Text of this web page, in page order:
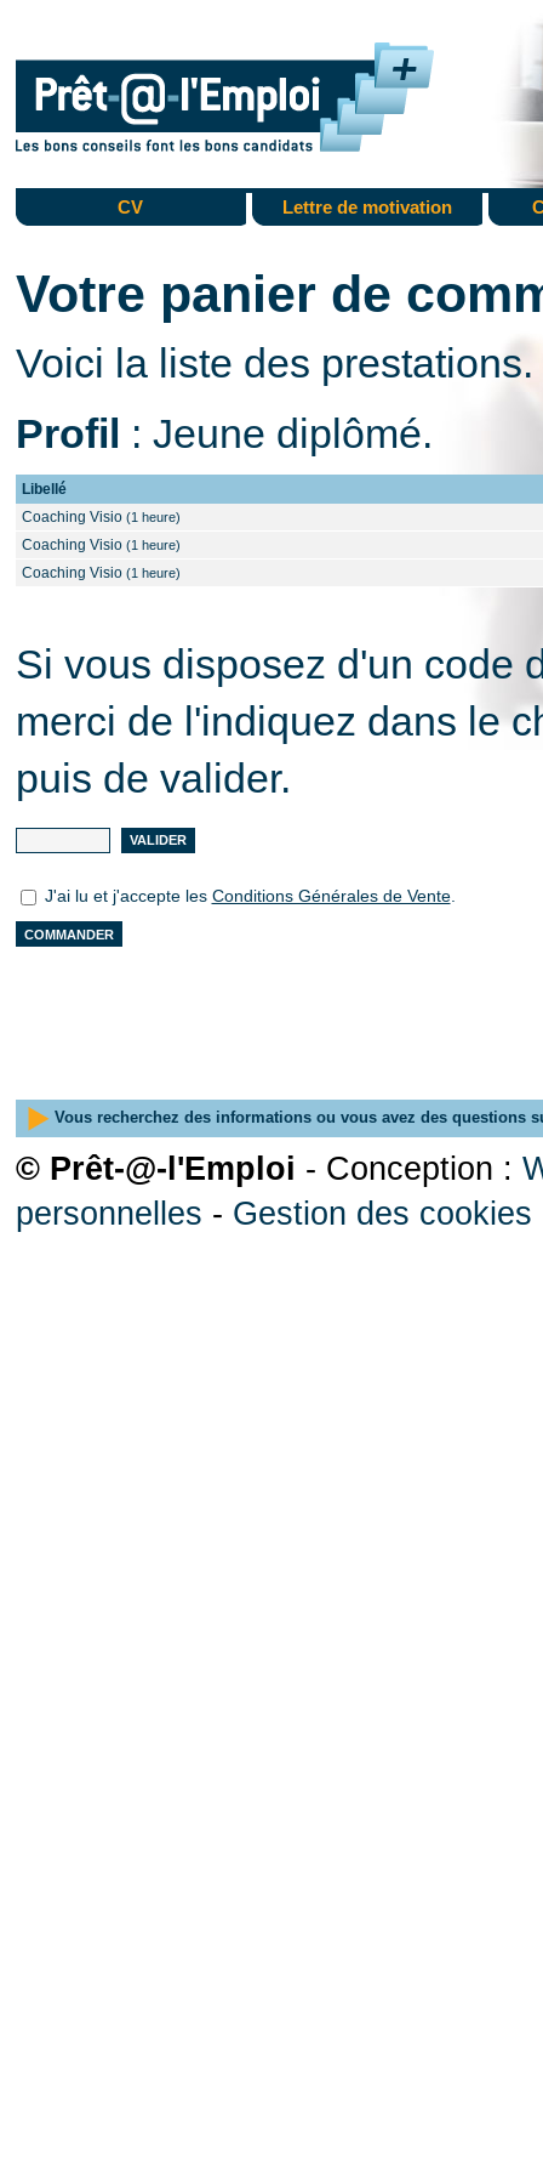
CV Lettre de motivation
Votre panier de
Voici la liste des prestations.
Profil : Jeune diplômé.
Libellé
Coaching Visio (1 heure)
Coaching Visio (1 heure)
Coaching Visio (1 heure)
Si vous disposez d'un code
merci de l'indiquez dans le
puis de valider.
J'ai lu et j'accepte les Conditions Générales de Vente.
Vous recherchez des informations ou vous avez des questions
© Prêt-@-l'Emploi - Conception :
personnelles - Gestion des cookies